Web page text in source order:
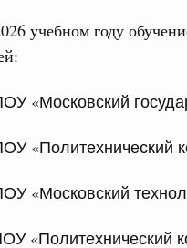
учебном году
«Московский
«Политехнический
«Московский
заседание
чрезвычайной
образование
колледжей и